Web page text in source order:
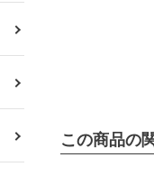
この商品の